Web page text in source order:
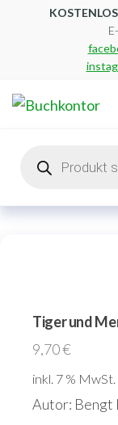
search
Tiger und
9,70€
inkl. 7 % MwSt.
Autor: Bengt